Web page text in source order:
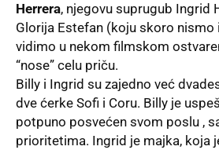
Herrera, njegovu suprugub Ingrid
Glorija Estefan (koju skoro nismo
vidimo u nekom filmskom
“nose” celu priču.
Billy i Ingrid su zajedno već
dve ćerke Sofi i Coru. Billy je
potpuno posvećen svom poslu ,
prioritetima. Ingrid je majka, koja